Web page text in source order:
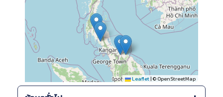
Leaflet|© OpenStreetMap